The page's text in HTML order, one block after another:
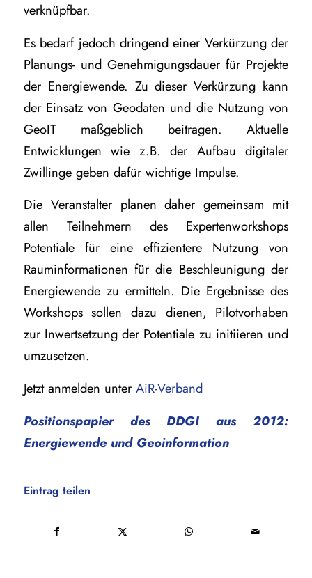
verknüpfbar.
Es bedarf jedoch dringend einer Verkürzung der
Planungs- und Genehmigungsdauer für Projekte
der Energiewende. Zu dieser Verkürzung kann
der Einsatz von Geodaten und die Nutzung von
GeoIT maßgeblich beitragen. Aktuelle
Entwicklungen wie z.B. der Aufbau digitaler
Zwillinge geben dafür wichtige Impulse.
Die Veranstalter planen daher gemeinsam mit
allen Teilnehmern des Expertenworkshops
Potentiale für eine effizientere Nutzung von
Rauminformationen für die Beschleunigung der
Energiewende zu ermitteln. Die Ergebnisse des
Workshops sollen dazu dienen, Pilotvorhaben
zur Inwertsetzung der Potentiale zu initiieren und
umzusetzen.
Jetzt anmelden unter AiR-Verband
Positionspapier des DDGI aus 2012:
Energiewende und Geoinformation
Eintrag teilen